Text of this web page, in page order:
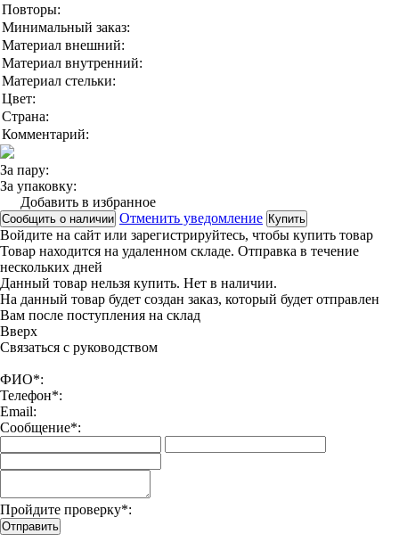
Повторы:
Минимальный заказ:
Материал внешний:
Материал внутренний:
Материал стельки:
Цвет:
Страна:
Комментарий:
За пару:
За упаковку:
Добавить в избранное
Сообщить о наличии Отменить уведомление Купить
Войдите на сайт или зарегистрируйтесь, чтобы купить товар
Товар находится на удаленном складе. Отправка в течение
нескольких дней
Данный товар нельзя купить. Нет в наличии.
На данный товар будет создан заказ, который будет отправлен
Вам после поступления на склад
Вверx
Связаться с руководством
ФИО*:
Телефон*:
Email:
Сообщение*:
Пройдите проверку*:
Отправить